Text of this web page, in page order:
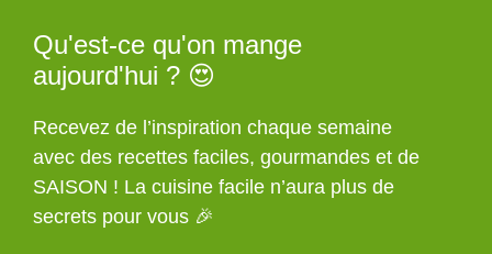
Qu'est-ce qu'on mange
aujourd'hui ? 😍
Recevez de l’inspiration chaque semaine
avec des recettes faciles, gourmandes et de
SAISON ! La cuisine facile n’aura plus de
secrets pour vous 🎉